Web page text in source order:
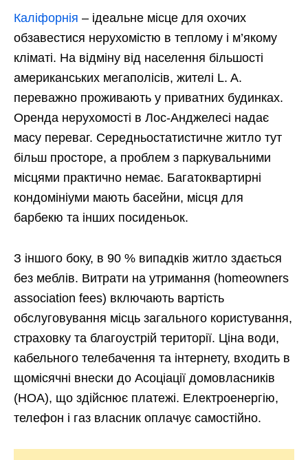
Каліфорнія – ідеальне місце для охочих
обзавестися нерухомістю в теплому і м’якому
кліматі. На відміну від населення більшості
американських мегаполісів, жителі L. A.
переважно проживають у приватних будинках.
Оренда нерухомості в Лос-Анджелесі надає
масу переваг. Середньостатистичне житло тут
більш просторе, а проблем з паркувальними
місцями практично немає. Багатоквартирні
кондомініуми мають басейни, місця для
барбекю та інших посиденьок.
З іншого боку, в 90 % випадків житло здається
без меблів. Витрати на утримання (homeowners
association fees) включають вартість
обслуговування місць загального користування,
страховку та благоустрій території. Ціна води,
кабельного телебачення та інтернету, входить в
щомісячні внески до Асоціації домовласників
(НОА), що здійснює платежі. Електроенергію,
телефон і газ власник оплачує самостійно.